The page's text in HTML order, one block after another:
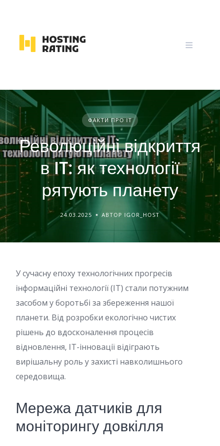
ФАКТИ ПРО IT
Революційні відкриття
в IT: як технології
рятують планету
24.03.2025 АВТОР IGOR_HOST
У сучасну епоху технологічних прогресів
інформаційні технології (IT) стали потужним
засобом у боротьбі за збереження нашої
планети. Від розробки екологічно чистих
рішень до вдосконалення процесів
відновлення, IT-інновації відіграють
вирішальну роль у захисті навколишнього
середовища.
Мережа датчиків для
моніторингу довкілля